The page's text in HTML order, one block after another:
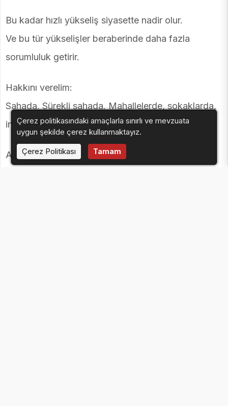
Bu kadar hızlı yükseliş siyasette nadir olur.
Ve bu tür yükselişler beraberinde daha fazla
sorumluluk getirir.
Hakkını verelim:
Sahada. Sürekli sahada. Mahallelerde, sokaklarda,
insanların arasında…
Ama siyaset sadece görünmek değildir.
Çerez politikasındaki amaçlarla sınırlı ve mevzuata
uygun şekilde çerez kullanmaktayız.
Çerez Politikası
Tamam